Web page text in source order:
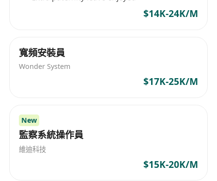
$14K-24K/M
寬頻安裝員
Wonder System
$17K-25K/M
New
監察系統操作員
維迪科技
$15K-20K/M